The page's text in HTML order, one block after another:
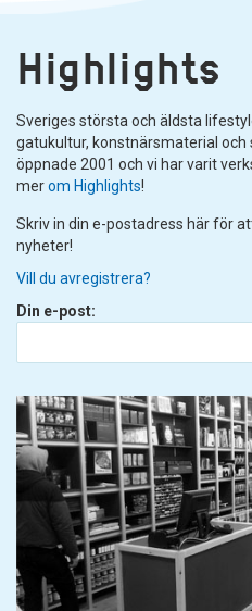
Highlights
Sveriges största och äldsta
gatukultur, konstnärsmaterial
öppnade 2001 och vi har varit
merom Highlights!
Skriv in din e-postadress här för
nyheter!
Vill du avregistrera?
Din e-post: